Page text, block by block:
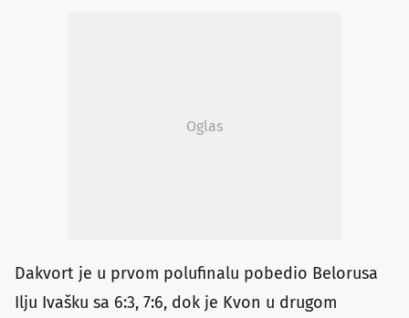
Oglas
Dakvort je u prvom polufinalu pobedio Belorusa
Ilju Ivašku sa 6:3, 7:6, dok je Kvon u drugom